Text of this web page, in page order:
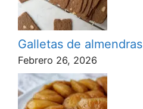
Galletas de almendras
Febrero 26, 2026